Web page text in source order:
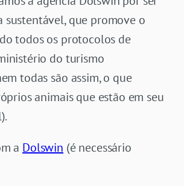
sustentável, que promove o
todos os protocolos de
do turismo
todas são assim, o que
animais que estão em seu
a Dolswin (é necessário